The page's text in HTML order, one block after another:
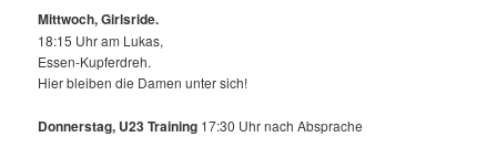
Mittwoch,Girlsride.
18:15 Uhr am Lukas,
Essen-Kupferdreh.
Hier bleiben die Damen unter sich!
Donnerstag, U23 Training 17:30 Uhr nach Absprache